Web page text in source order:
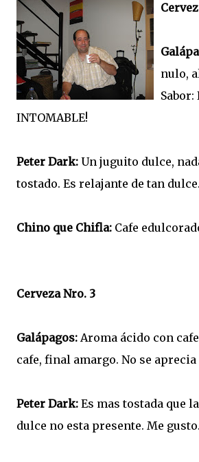
nulo,
Sabor:
INTOMABLE!
Peter Dark: Un juguito dulce,
tostado. Es relajante de tan dulce.
Chino que Chifla: Cafe
Cerveza Nro. 3
Galápagos: Aroma ácido con
cafe, final amargo. No se
Peter Dark: Es mas tostada que
dulce no esta presente. Me gusto.